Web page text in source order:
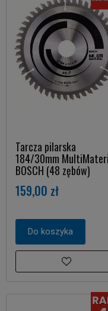
Tarcza pilarska
184/30mm
BOSCH (48 zębów)
159,00 zł
Do koszyka